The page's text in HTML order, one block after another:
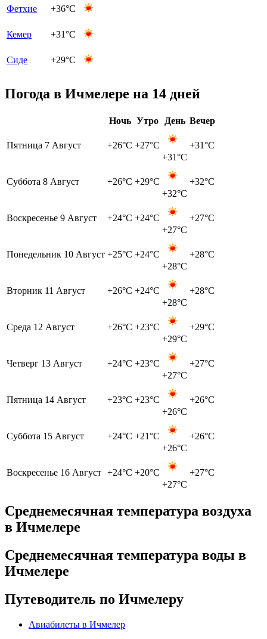
Фетхие +36°C
Кемер +31°C
Сиде +29°C
Погода в Ичмелере на 14 дней
Ночь Утро День Вечер
Пятница 7 Август +26°C +27°C
+31°C
+31°C
Суббота 8 Август +26°C +29°C
+32°C
+32°C
Воскресенье 9 Август +24°C +24°C
+27°C
+27°C
Понедельник 10 Август +25°C +24°C
+28°C
+28°C
Вторник 11 Август +26°C +24°C
+28°C
+28°C
Среда 12 Август +26°C +23°C
+29°C
+29°C
Четверг 13 Август +24°C +23°C
+27°C
+27°C
Пятница 14 Август +23°C +23°C
+26°C
+26°C
Суббота 15 Август +24°C +21°C
+26°C
+26°C
Воскресенье 16 Август +24°C +20°C
+27°C
+27°C
Среднемесячная температура воздуха
в Ичмелере
Среднемесячная температура воды в
Ичмелере
Путеводитель по Ичмелеру
Авиабилеты в Ичмелер